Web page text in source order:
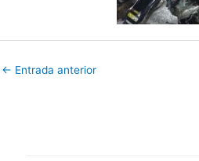
← Entrada anterior